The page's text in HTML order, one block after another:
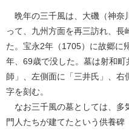
晩年の三千風は、大磯（神奈
って、九州方面を再三訪れ、
た。宝永2年（1705）に故郷に
年、69歳で没した。墓は射和
師」、左側面に「三井氏」、
字を刻む。
なお三千風の墓としては、多
門人たちが建てたという供養碑